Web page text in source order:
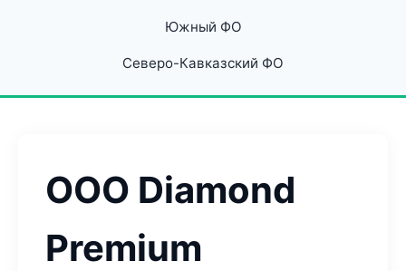
Южный ФО
Северо-Кавказский ФО
ООО Diamond
Premium